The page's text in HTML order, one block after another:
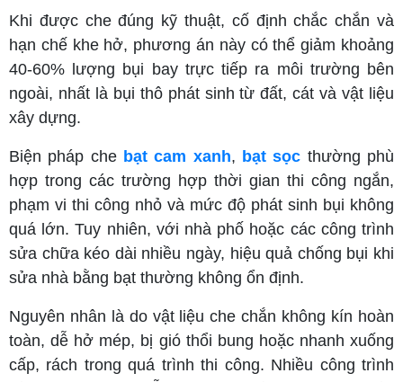
Khi được che đúng kỹ thuật, cố định chắc chắn và
hạn chế khe hở, phương án này có thể giảm khoảng
40-60% lượng bụi bay trực tiếp ra môi trường bên
ngoài, nhất là bụi thô phát sinh từ đất, cát và vật liệu
xây dựng.
Biện pháp che bạt cam xanh, bạt sọc thường phù
hợp trong các trường hợp thời gian thi công ngắn,
phạm vi thi công nhỏ và mức độ phát sinh bụi không
quá lớn. Tuy nhiên, với nhà phố hoặc các công trình
sửa chữa kéo dài nhiều ngày, hiệu quả chống bụi khi
sửa nhà bằng bạt thường không ổn định.
Nguyên nhân là do vật liệu che chắn không kín hoàn
toàn, dễ hở mép, bị gió thổi bung hoặc nhanh xuống
cấp, rách trong quá trình thi công. Nhiều công trình